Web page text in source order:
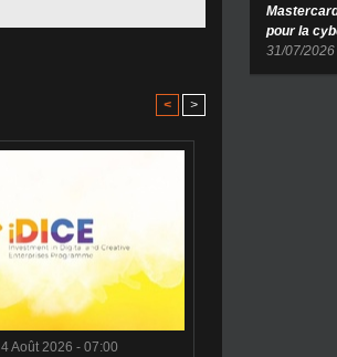
< >
Août 2026 - 07:00
pour la
31/07/2026